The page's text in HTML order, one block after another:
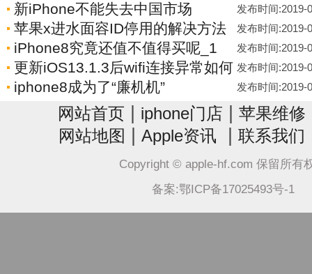
新iPhone不能失去中国市场 发布时间:2019-
苹果x进水面容ID停用的解决方法 发布时间:2019-
iPhone8究竟还值不值得买呢_1 发布时间:2019-
更新iOS13.1.3后wifi连接异常如何 发布时间:2019-
iphone8成为了“廉机机” 发布时间:2019-
网站首页 iphone门店 苹果维修
网站地图 Apple资讯 联系我们
Copyright © apple-hf.com 保留所有
备案:鄂ICP备17025493号-1